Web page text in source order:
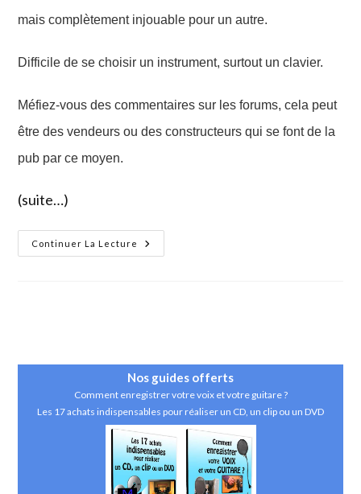
mais complètement injouable pour un autre.
Difficile de se choisir un instrument, surtout un clavier.
Méfiez-vous des commentaires sur les forums, cela peut
être des vendeurs ou des constructeurs qui se font de la
pub par ce moyen.
(suite…)
Continuer La Lecture
Comment
Choisir
Nos guides offerts
Comment enregistrer votre voix et votre guitare ?
Les 17 achats indispensables pour réaliser un CD, un clip ou un DVD